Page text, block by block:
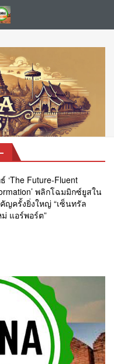
‘The Future-Fluent
พลิกโฉมมิกซ์ยูสใน
ญครั้งยิ่งใหญ่ “เซ็นทรัล
ม่ แอร์พอร์ต”